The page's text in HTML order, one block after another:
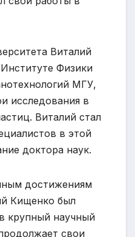
Виталий
Физики
МГУ,
исследования в
Виталий стал
в этой
доктора наук.
достижениям
Кищенко был
крупный научный
свои